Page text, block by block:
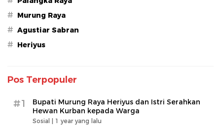
# Murung Raya
# Agustiar Sabran
# Heriyus
Pos Terpopuler
#1
Bupati Murung Raya Heriyus dan Istri Serahkan
Hewan Kurban kepada Warga
Sosial | 1 year yang lalu